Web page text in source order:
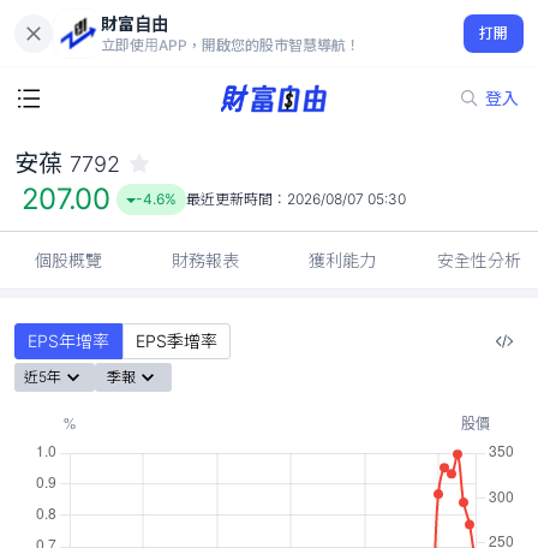
財富自由
立即使用APP，開啟您的股市智慧導航！
打開
登入
207.00
-4.6%
安葆 7792
207.00 -4.6% 最近更新時間： 2026/08/07 05:30
個股概覽 財務報表 獲利能力 安全性分析
EPS年增率 EPS季增率
近5年 季報